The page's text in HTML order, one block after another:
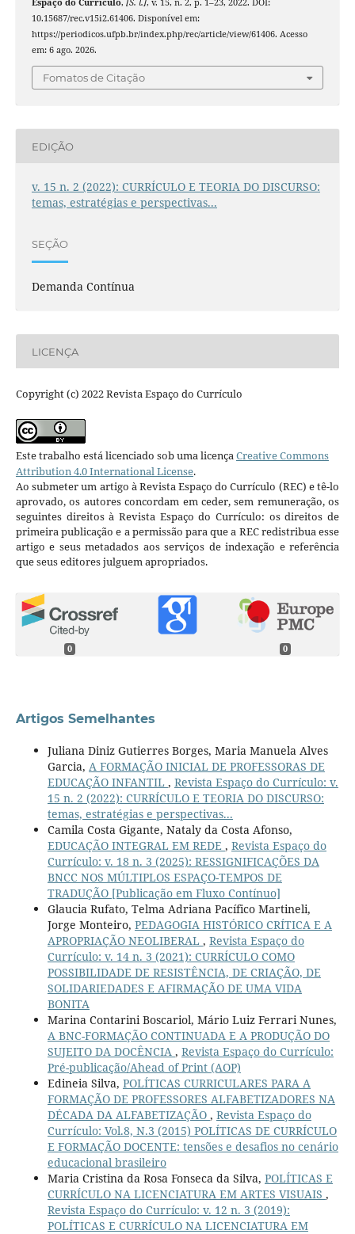
10.15687/rec.v15i2.61406. Disponível em:
https://periodicos.ufpb.br/index.php/rec/article/view/61406. Acesso
em: 6 ago. 2026.
Fomatos de Citação
EDIÇÃO
v. 15 n. 2 (2022): CURRÍCULO E TEORIA DO DISCURSO:
temas, estratégias e perspectivas...
SEÇÃO
Demanda Contínua
LICENÇA
Copyright (c) 2022 Revista Espaço do Currículo
Este trabalho está licenciado sob uma licençaCreative Commons
Attribution 4.0 International License.
Ao submeter um artigo à Revista Espaço do Currículo (REC) e tê-lo
aprovado, os autores concordam em ceder, sem remuneração, os
seguintes direitos à Revista Espaço do Currículo: os direitos de
primeira publicação e a permissão para que a REC redistribua esse
artigo e seus metadados aos serviços de indexação e referência
que seus editores julguem apropriados.
0 0
Artigos Semelhantes
Juliana Diniz Gutierres Borges, Maria Manuela Alves
Garcia, A FORMAÇÃO INICIAL DE PROFESSORAS DE
EDUCAÇÃO INFANTIL , Revista Espaço do Currículo: v.
15 n. 2 (2022): CURRÍCULO E TEORIA DO DISCURSO:
temas, estratégias e perspectivas...
Camila Costa Gigante, Nataly da Costa Afonso,
EDUCAÇÃO INTEGRAL EM REDE , Revista Espaço do
Currículo: v. 18 n. 3 (2025): RESSIGNIFICAÇÕES DA
BNCC NOS MÚLTIPLOS ESPAÇO-TEMPOS DE
TRADUÇÃO [Publicação em Fluxo Contínuo]
Glaucia Rufato, Telma Adriana Pacífico Martineli,
Jorge Monteiro, PEDAGOGIA HISTÓRICO CRÍTICA E A
APROPRIAÇÃO NEOLIBERAL , Revista Espaço do
Currículo: v. 14 n. 3 (2021): CURRÍCULO COMO
POSSIBILIDADE DE RESISTÊNCIA, DE CRIAÇÃO, DE
SOLIDARIEDADES E AFIRMAÇÃO DE UMA VIDA
BONITA
Marina Contarini Boscariol, Mário Luiz Ferrari Nunes,
A BNC-FORMAÇÃO CONTINUADA E A PRODUÇÃO DO
SUJEITO DA DOCÊNCIA , Revista Espaço do Currículo:
Pré-publicação/Ahead of Print (AOP)
Edineia Silva, POLÍTICAS CURRICULARES PARA A
FORMAÇÃO DE PROFESSORES ALFABETIZADORES NA
DÉCADA DA ALFABETIZAÇÃO , Revista Espaço do
Currículo: Vol.8, N.3 (2015) POLÍTICAS DE CURRÍCULO
E FORMAÇÃO DOCENTE: tensões e desafios no cenário
educacional brasileiro
Maria Cristina da Rosa Fonseca da Silva, POLÍTICAS E
CURRÍCULO NA LICENCIATURA EM ARTES VISUAIS ,
Revista Espaço do Currículo: v. 12 n. 3 (2019):
POLÍTICAS E CURRÍCULO NA LICENCIATURA EM